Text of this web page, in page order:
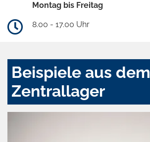
Montag bis Freitag
8.00 - 17.00 Uhr
Beispiele aus dem
Zentrallager